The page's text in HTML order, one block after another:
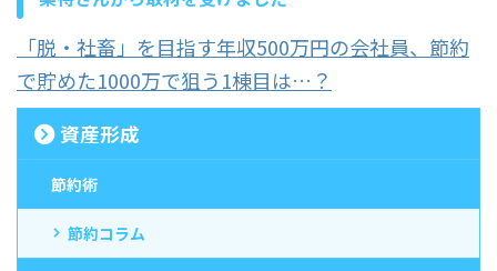
「脱・社畜」を目指す年収500万円の会社員、節約
で貯めた1000万で狙う1棟目は…？
資産形成
節約術
節約コラム